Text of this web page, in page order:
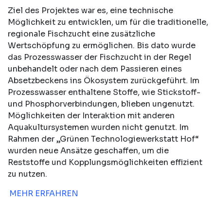
Ziel des Projektes war es, eine technische
Möglichkeit zu entwicklen, um für die traditionelle,
regionale Fischzucht eine zusätzliche
Wertschöpfung zu ermöglichen. Bis dato wurde
das Prozesswasser der Fischzucht in der Regel
unbehandelt oder nach dem Passieren eines
Absetzbeckens ins Ökosystem zurückgeführt. Im
Prozesswasser enthaltene Stoffe, wie Stickstoff-
und Phosphorverbindungen, blieben ungenutzt.
Möglichkeiten der Interaktion mit anderen
Aquakultursystemen wurden nicht genutzt. Im
Rahmen der „Grünen Technologiewerkstatt Hof“
wurden neue Ansätze geschaffen, um die
Reststoffe und Kopplungsmöglichkeiten effizient
zu nutzen.
MEHR ERFAHREN